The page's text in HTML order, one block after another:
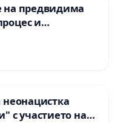
на предвидима
и
равнопоставено
на учениците от
неонацистка
с участието на